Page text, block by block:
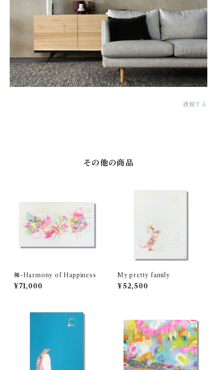
通報する
その他の商品
舞-Harmony of Happiness
¥71,000
My pretty family
¥52,500